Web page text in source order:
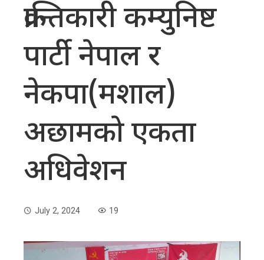
क्रान्तिकारी कम्युनिष्ट
पार्टी नेपाल र
नेकपा(मशाल)
अछामकाे एकता
अधिवेशन
July 2, 2024 19